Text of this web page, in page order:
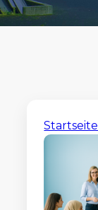
Startseite